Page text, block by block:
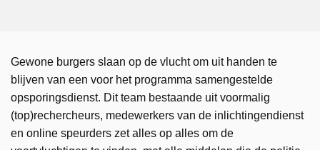
Gewone burgers slaan op de vlucht om uit handen te
blijven van een voor het programma samengestelde
opsporingsdienst. Dit team bestaande uit voormalig
(top)rechercheurs, medewerkers van de inlichtingendienst
en online speurders zet alles op alles om de